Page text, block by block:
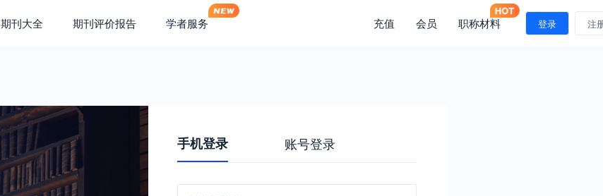
期刊大全 期刊评价报告 学者服务 充值 会员 职称材料 登录 注
手机登录 账号登录